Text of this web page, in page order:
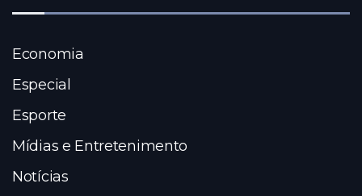
Economia
Especial
Esporte
Mídias e Entretenimento
Notícias